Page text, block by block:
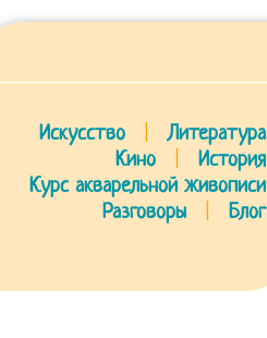
Искусство
Литература
Кино
История
Курс акварельной живописи
Разговоры
Блог